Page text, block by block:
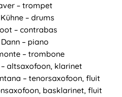
– trompet
– drums
– contrabas
– piano
– trombone
altsaxofoon, klarinet
– tenorsaxofoon, fluit
basklarinet, fluit